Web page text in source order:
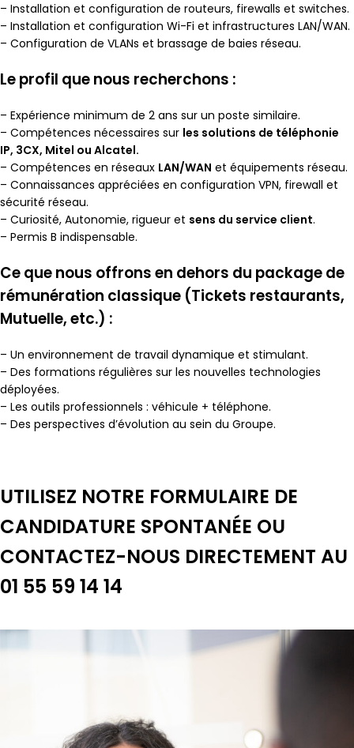
– Installation et configuration de routeurs, firewalls et switches.
– Installation et configuration Wi-Fi et infrastructures LAN/WAN.
– Configuration de VLANs et brassage de baies réseau.
Le profil que nous recherchons :
– Expérience minimum de 2 ans sur un poste similaire.
– Compétences nécessaires sur les solutions de téléphonie
IP, 3CX, Mitel ou Alcatel.
– Compétences en réseaux LAN/WAN et équipements réseau.
– Connaissances appréciées en configuration VPN, firewall et
sécurité réseau.
– Curiosité, Autonomie, rigueur et sens du service client.
– Permis B indispensable.
Ce que nous offrons en dehors du package de
rémunération classique (Tickets restaurants,
Mutuelle, etc.) :
– Un environnement de travail dynamique et stimulant.
– Des formations régulières sur les nouvelles technologies
déployées.
– Les outils professionnels : véhicule + téléphone.
– Des perspectives d’évolution au sein du Groupe.
UTILISEZ NOTRE FORMULAIRE DE
CANDIDATURE SPONTANÉE OU
CONTACTEZ-NOUS DIRECTEMENT AU
01 55 59 14 14